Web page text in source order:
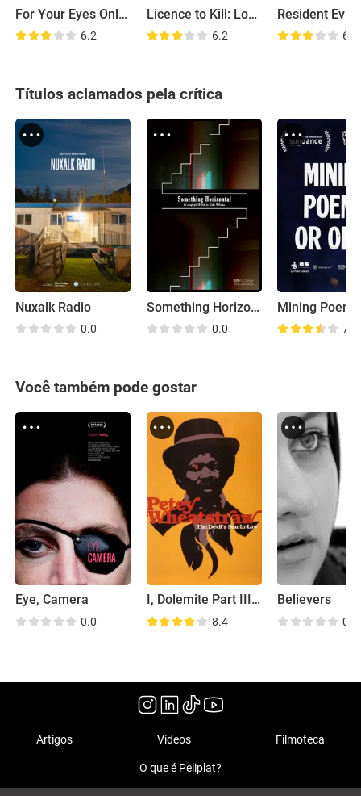
For Your Eyes Only: Bond in Cortina
6.2
Licence to Kill: Location Scouting with Peter Lamont
6.2 6.2
Títulos aclamados pela crítica
Nuxalk Radio
0.0
Something Horizontal
0.0 7.8
Você também pode gostar
Eye, Camera
0.0
I, Dolemite Part III: Petey Wheatstraw
8.4
Believers
0.0
Artigos Vídeos Filmoteca
O que é Peliplat?